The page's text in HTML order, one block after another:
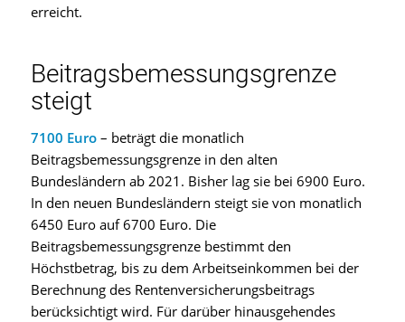
erreicht.
Beitragsbemessungsgrenze
steigt
7100 Euro– beträgt die monatlich
Beitragsbemessungsgrenze in den alten
Bundesländern ab 2021. Bisher lag sie bei 6900 Euro.
In den neuen Bundesländern steigt sie von monatlich
6450 Euro auf 6700 Euro. Die
Beitragsbemessungsgrenze bestimmt den
Höchstbetrag, bis zu dem Arbeitseinkommen bei der
Berechnung des Rentenversicherungsbeitrags
berücksichtigt wird. Für darüber hinausgehendes